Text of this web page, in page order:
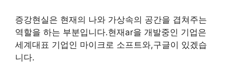
증강현실은 현재의 나와 가상속의 공간을 겹쳐주는
역할을 하는 부분입니다.현재ar을 개발중인 기업은
세계대표 기업인 마이크로 소프트와,구글이 있겠습
니다.